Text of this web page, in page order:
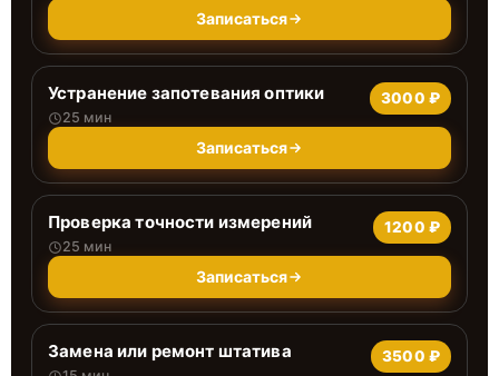
Записаться
Устранение запотевания оптики
25 мин
3000 ₽
Записаться
Проверка точности измерений
25 мин
1200 ₽
Записаться
Замена или ремонт штатива 3500 ₽